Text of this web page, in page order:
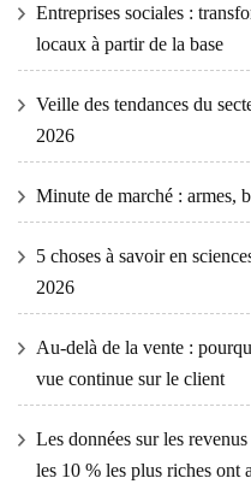
Entreprises sociales :
locaux à partir de la base
Veille des tendances du
2026
Minute de marché : armes,
5 choses à savoir en
2026
Au-delà de la vente :
vue continue sur le client
Les données sur les
les 10 % les plus riches ont